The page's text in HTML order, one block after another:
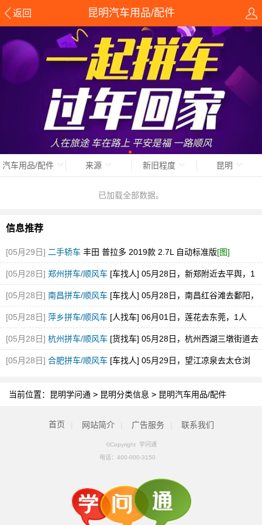
返回 昆明汽车用品/配件
汽车用品/配件 来源 新旧程度 昆明
已加载全部数据。
信息推荐
[05月29日] 二手轿车 丰田 普拉多 2019款 2.7L 自动标准版[图]
[05月28日] 郑州拼车/顺风车 [车找人] 05月28日，新郑附近去平舆，1
空位，途经新蔡
[05月28日] 南昌拼车/顺风车 [车找人] 05月28日，南昌红谷滩去鄱阳，
1空位
[05月28日] 萍乡拼车/顺风车 [人找车] 06月01日，莲花去东莞，1人
[05月28日] 杭州拼车/顺风车 [货找车] 05月28日，杭州西湖三墩街道去
砀山县经开区
[05月28日] 合肥拼车/顺风车 [车找人] 05月29日，望江凉泉去太仓浏
当前位置：
昆明学问通 > 昆明分类信息 > 昆明汽车用品/配件
首页 网站简介 广告服务 联系我们
©Copyright 学问通
电话： 400-000-3150